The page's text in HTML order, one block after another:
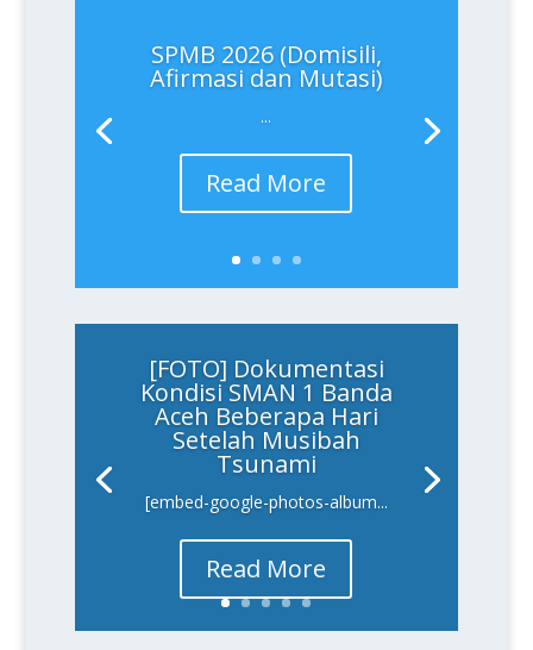
SPMB 2026 (Domisili,
Afirmasi dan Mutasi)
...
Read More
[FOTO] Dokumentasi
Kondisi SMAN 1 Banda
Aceh Beberapa Hari
Setelah Musibah
Tsunami
[embed-google-photos-album...
Read More